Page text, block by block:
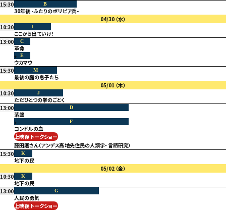
15:30
B
30年後 -ふたりのボリビア兵-
04/30 （水）
10:30
I
ここから出ていけ!
13:00
C
革命
E
ウカマウ
15:30
M
最後の庭の息子たち
05/01 （木）
10:30
J
ただひとつの拳のごとく
13:00
D
落盤
F
コンドルの血
上映後 トークショー
藤田護さん（アンデス高地先住民の人類学・言語研究）
15:30
K
地下の民
05/02 （金）
10:30
K
地下の民
13:00
G
人民の勇気
上映後 トークショー